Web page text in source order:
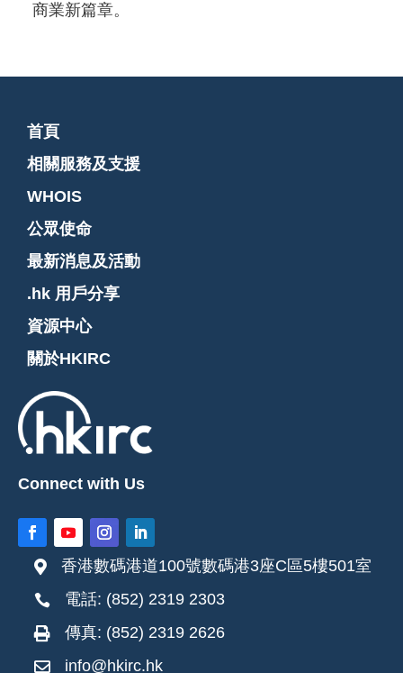
商業新篇章。
首頁
相關服務及支援
WHOIS
公眾使命
最新消息及活動
.hk 用戶分享
資源中心
關於HKIRC
Connect with Us
 香港數碼港道100號數碼港3座C區5樓501室
 電話: (852) 2319 2303
 傳真: (852) 2319 2626
 info@hkirc.hk